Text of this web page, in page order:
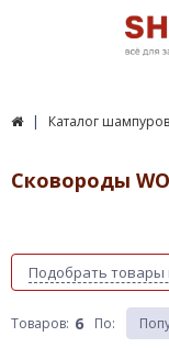
Каталог шампуров
Сковороды
Подобрать
Товаров: 6 По: